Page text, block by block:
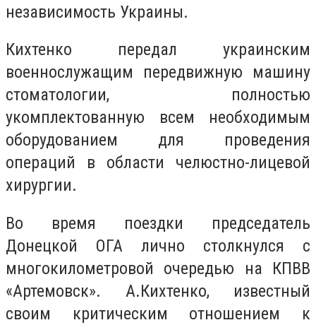
независимость Украины.
Кихтенко передал украинским
военнослужащим передвижную машину
стоматологии, полностью
укомплектованную всем необходимым
оборудованием для проведения
операций в области челюстно-лицевой
хирургии.
Во время поездки председатель
Донецкой ОГА лично столкнулся с
многокилометровой очередью на КПВВ
«Артемовск». А.Кихтенко, известный
своим критическим отношением к